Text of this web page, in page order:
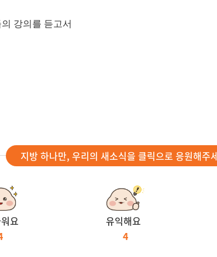
강의를 듣고서
지방 하나만, 우리의 새소식을 클릭으로 응원해주
요
유익해요
4